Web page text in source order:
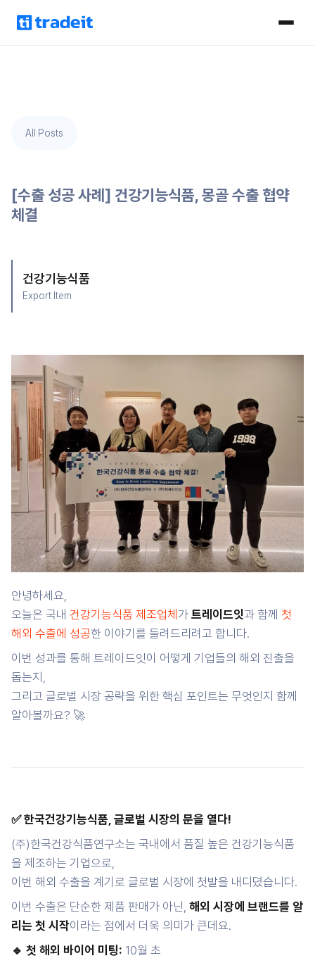
All Posts
[수출 성공 사례] 건강기능식품, 몽골 수출 협약
체결
건강기능식품
Export Item
안녕하세요,
오늘은 국내 건강기능식품 제조업체가 트레이드잇과 함께 첫
해외 수출에 성공한 이야기를 들려드리려고 합니다.
이번 성과를 통해 트레이드잇이 어떻게 기업들의 해외 진출을
돕는지,
그리고 글로벌 시장 공략을 위한 핵심 포인트는 무엇인지 함께
알아볼까요? 🚀
✅ 한국건강기능식품, 글로벌 시장의 문을 열다!
(주)한국건강식품연구소는 국내에서 품질 높은 건강기능식품
을 제조하는 기업으로,
이번 해외 수출을 계기로 글로벌 시장에 첫발을 내디뎠습니다.
이번 수출은 단순한 제품 판매가 아닌, 해외 시장에 브랜드를 알
리는 첫 시작이라는 점에서 더욱 의미가 큰데요.
🔹 첫 해외 바이어 미팅: 10월 초